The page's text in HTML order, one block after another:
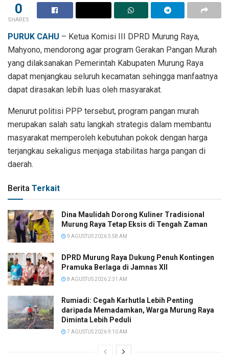
0
SHARES
PURUK CAHU – Ketua Komisi III DPRD Murung Raya,
Mahyono, mendorong agar program Gerakan Pangan Murah
yang dilaksanakan Pemerintah Kabupaten Murung Raya
dapat menjangkau seluruh kecamatan sehingga manfaatnya
dapat dirasakan lebih luas oleh masyarakat.
Menurut politisi PPP tersebut, program pangan murah
merupakan salah satu langkah strategis dalam membantu
masyarakat memperoleh kebutuhan pokok dengan harga
terjangkau sekaligus menjaga stabilitas harga pangan di
daerah.
Berita Terkait
Dina Maulidah Dorong Kuliner Tradisional
Murung Raya Tetap Eksis di Tengah Zaman
9 AGUSTUS 2026 5:58 AM
DPRD Murung Raya Dukung Penuh Kontingen
Pramuka Berlaga di Jamnas XII
8 AGUSTUS 2026 2:31 AM
Rumiadi: Cegah Karhutla Lebih Penting
daripada Memadamkan, Warga Murung Raya
Diminta Lebih Peduli
7 AGUSTUS 2026 9:10 AM